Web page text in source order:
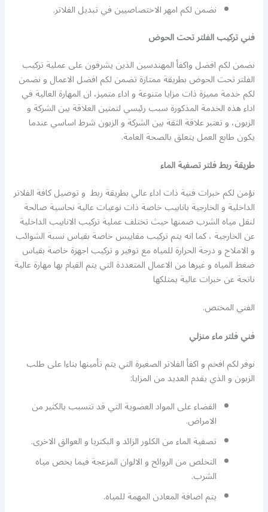
نضمن لكم امهر الاختصاصيين في تبديل الفلاتر.
فني تركيب الفلتر تحت الحوض
نضمن لكم افضل واكفأ المهندسين الذين يشرفون على عملية تركيب
الفلتر تحت الحوض بطريقة ممتازة تضمن لكم افضل الاعمال و نضمن
لكم خدمة مميزة ذات مزايا متنوعة و اداء متميز، ان المهارة العالية في
اداء هذه الخدمة المذكورة سبب رئيسي لتمتين العلاقة بين الشركة و
الزبون، و تعتبر علاقة الثقة بين الشركة و الزبون شرط اساسي عندما
يكون طابع العمل يتعلق بالصحة العامة.
طريقة ربط فلتر تصفية الماء
نؤمن لكم خبرات فنية ذات اداء عالي بطريقة ربط و توصيل كافة الفلاتر
الداخلية و الخارجية بانابيب خاصة ذات نوعيات عالية نحاسية صالحة
لنقل مياه الشرب ضمنها حيث تختلف عملية تركيب الانابيب الداخلية
عن الخارجية ، كما انه يتم تركيب مقاييس خاصة بقياس نسبة الشوائب
و الاملاح و درجة الحرارة للمياه مع توفير و تركيب اجهزة خاصة بقياس
ضغط المياه و غيرها من الاعمال المتعددة التي يتم القيام بها مهارة عالية
ناتجة عن خبرات عالية يمتلكها
الفني المختص.
فني فلتر ماء منزلي
نوفر لكم افخم و اكفأ الفلاتر الصغيرة التي يتم تأمينها بناءا على طلب
الزبون و الذي يقدم العديد من المزايا:
القضاء على المواد العضوية التي قد تتسبب بالكثير من
الامراض.
تصفية الماء من الكلور الزائد و البكتريا و العوالق الاخرى.
التخلص من الروائح و الالوان المزعجة فيما يخص مياه
الشرب.
يتم اصافة المعادن المهمة للمياه.